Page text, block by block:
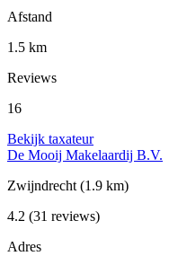
Afstand
1.5 km
Reviews
16
Bekijk taxateur
De Mooij Makelaardij B.V.
Zwijndrecht (1.9 km)
4.2 (31 reviews)
Adres